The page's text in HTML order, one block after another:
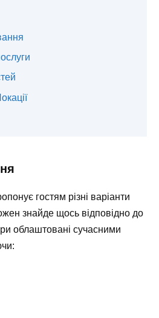
гостям різні варіанти
знайде щось відповідно до
облаштовані сучасними